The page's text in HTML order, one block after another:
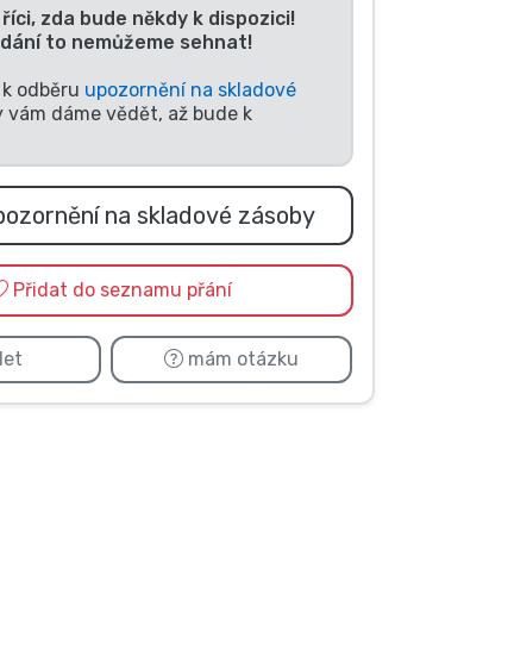
zda bude někdy k dispozici!
to nemůžeme sehnat!
odběru upozornění na skladové
vám dáme vědět, až bude k
na skladové zásoby
Přidat do seznamu přání
mám otázku